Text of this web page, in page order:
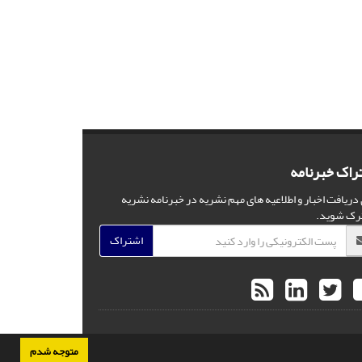
متوجه شدم
خبرنامه
دریافت اخبار و اطلاعیه های مهم نشریه در خبرنامه نشریه
شوید.
اشتراک